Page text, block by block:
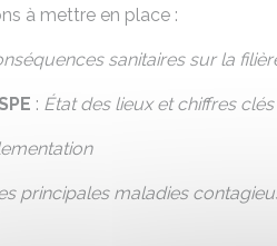
à mettre en place :
sanitaires sur la
: État des lieux et chiffres clés
principales maladies